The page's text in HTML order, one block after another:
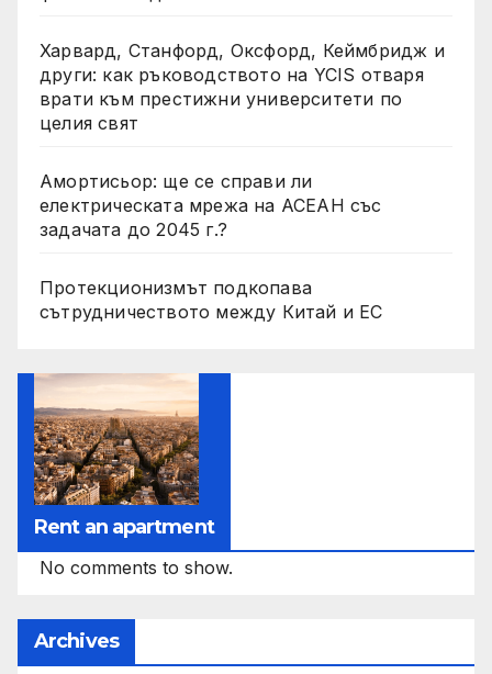
Харвард, Станфорд, Оксфорд, Кеймбридж и
други: как ръководството на YCIS отваря
врати към престижни университети по
целия свят
Амортисьор: ще се справи ли
електрическата мрежа на АСЕАН със
задачата до 2045 г.?
Протекционизмът подкопава
сътрудничеството между Китай и ЕС
Rent an apartment
No comments to show.
Archives